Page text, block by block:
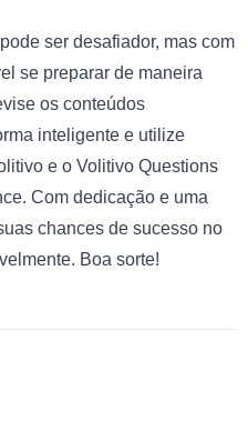
ser desafiador, mas com
se preparar de maneira
os conteúdos
inteligente e utilize
e o Volitivo Questions
Com dedicação e uma
chances de sucesso no
Boa sorte!